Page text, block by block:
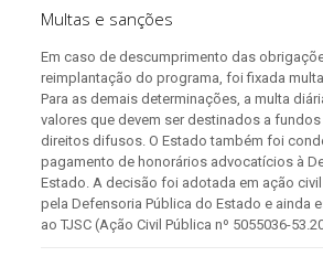
Multas e sanções
Em caso de descumprimento das
reimplantação do programa, foi fixada multa
Para as demais determinações, a multa
valores que devem ser destinados a
direitos difusos. O Estado também foi
pagamento de honorários advocatícios à
Estado. A decisão foi adotada em ação
pela Defensoria Pública do Estado e ainda
ao TJSC (Ação Civil Pública nº 5055036-